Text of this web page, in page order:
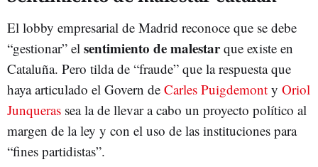
El lobby empresarial de Madrid reconoce que se debe
“gestionar” el sentimiento de malestarque existe en
Cataluña. Pero tilda de “fraude” que la respuesta que
haya articulado el Govern de Carles Puigdemont y Oriol
Junqueras sea la de llevar a cabo un proyecto político al
margen de la ley y con el uso de las instituciones para
“fines partidistas”.